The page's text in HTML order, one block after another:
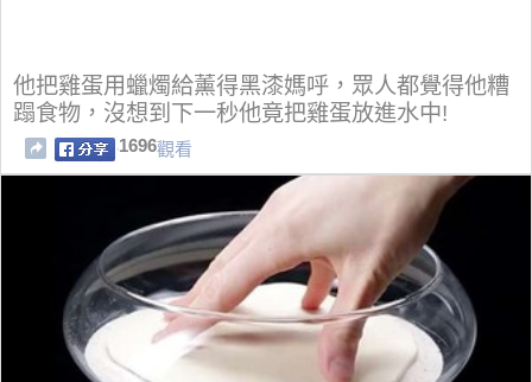
他把雞蛋用蠟燭給薰得黑漆媽呼，眾人都覺得他糟
蹋食物，沒想到下一秒他竟把雞蛋放進水中!
1696觀看